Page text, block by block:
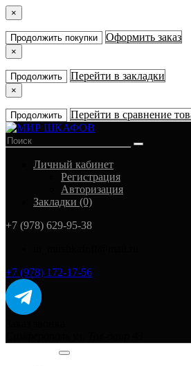
×
Продолжить покупки Оформить заказ
×
Продолжить Перейти в закладки
×
Продолжить Перейти в сравнение
Личный кабинет
Регистрация
Авторизация
Закладки (0)
+7 (978) 629-95-38
+7 (978) 172-17-56